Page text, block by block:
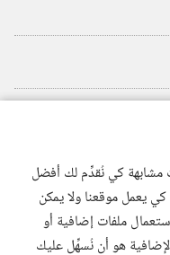
مشابهة كي نُقدِّم لك أفضل
يعمل موقعنا ولا يمكن
ملفات إضافية أو
هو أن نُسهِّل عليك